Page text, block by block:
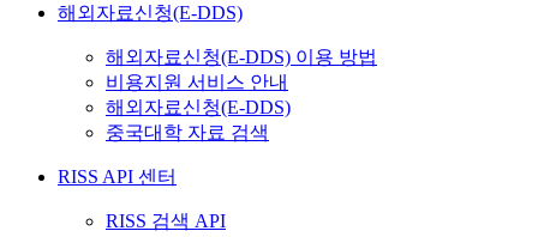
해외자료신청(E-DDS)
해외자료신청(E-DDS) 이용 방법
비용지원 서비스 안내
해외자료신청(E-DDS)
중국대학 자료 검색
RISS API 센터
RISS 검색 API